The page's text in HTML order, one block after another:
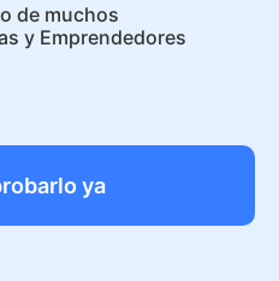
de muchos
y Emprendedores
ya